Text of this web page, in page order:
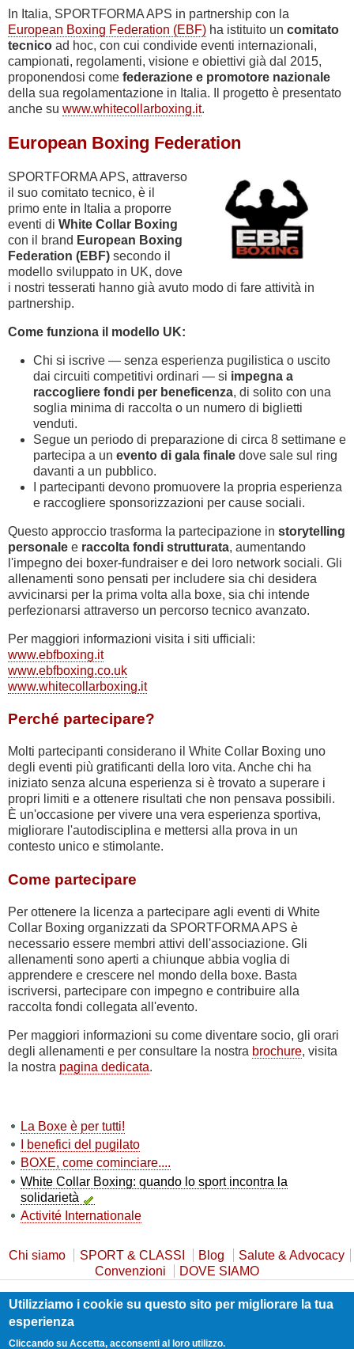
In Italia, SPORTFORMA APS in partnership con la
European Boxing Federation (EBF) ha istituito un comitato
tecnico ad hoc, con cui condivide eventi internazionali,
campionati, regolamenti, visione e obiettivi già dal 2015,
proponendosi come federazione e promotore nazionale
della sua regolamentazione in Italia. Il progetto è presentato
anche su www.whitecollarboxing.it.
European Boxing Federation
SPORTFORMA APS, attraverso
il suo comitato tecnico, è il
primo ente in Italia a proporre
eventi di White Collar Boxing
con il brand European Boxing
Federation (EBF) secondo il
modello sviluppato in UK, dove
i nostri tesserati hanno già avuto modo di fare attività in
partnership.
Come funziona il modello UK:
Chi si iscrive — senza esperienza pugilistica o uscito
dai circuiti competitivi ordinari — si impegna a
raccogliere fondi per beneficenza, di solito con una
soglia minima di raccolta o un numero di biglietti
venduti.
Segue un periodo di preparazione di circa 8 settimane e
partecipa a un evento di gala finale dove sale sul ring
davanti a un pubblico.
I partecipanti devono promuovere la propria esperienza
e raccogliere sponsorizzazioni per cause sociali.
Questo approccio trasforma la partecipazione in storytelling
personale e raccolta fondi strutturata, aumentando
l'impegno dei boxer-fundraiser e dei loro network sociali. Gli
allenamenti sono pensati per includere sia chi desidera
avvicinarsi per la prima volta alla boxe, sia chi intende
perfezionarsi attraverso un percorso tecnico avanzato.
Per maggiori informazioni visita i siti ufficiali:
www.ebfboxing.it
www.ebfboxing.co.uk
www.whitecollarboxing.it
Perché partecipare?
Molti partecipanti considerano il White Collar Boxing uno
degli eventi più gratificanti della loro vita. Anche chi ha
iniziato senza alcuna esperienza si è trovato a superare i
propri limiti e a ottenere risultati che non pensava possibili.
È un'occasione per vivere una vera esperienza sportiva,
migliorare l'autodisciplina e mettersi alla prova in un
contesto unico e stimolante.
Come partecipare
Per ottenere la licenza a partecipare agli eventi di White
Collar Boxing organizzati da SPORTFORMA APS è
necessario essere membri attivi dell'associazione. Gli
allenamenti sono aperti a chiunque abbia voglia di
apprendere e crescere nel mondo della boxe. Basta
iscriversi, partecipare con impegno e contribuire alla
raccolta fondi collegata all'evento.
Per maggiori informazioni su come diventare socio, gli orari
degli allenamenti e per consultare la nostra brochure, visita
la nostra pagina dedicata.
La Boxe è per tutti!
I benefici del pugilato
BOXE, come cominciare....
White Collar Boxing: quando lo sport incontra la
solidarietà
Activité Internationale
Chi siamo SPORT & CLASSI Blog
Salute & Advocacy
Convenzioni
DOVE SIAMO
Privacy Policy Cookie Policy
Safeguarding
Utilizziamo i cookie su questo sito per migliorare la tua
esperienza
Cliccando su Accetta, acconsenti al loro utilizzo.